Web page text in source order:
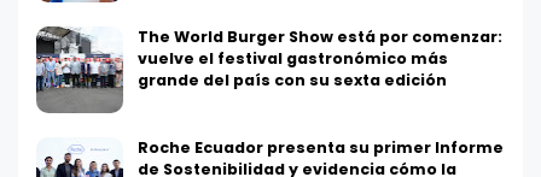
The World Burger Show está por comenzar:
vuelve el festival gastronómico más
grande del país con su sexta edición
Roche Ecuador presenta su primer Informe
de Sostenibilidad y evidencia cómo la